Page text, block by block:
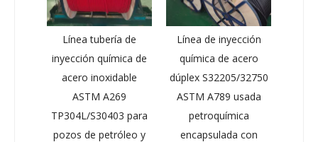
Línea tubería de
inyección química de
acero inoxidable
ASTM A269
TP304L/S30403 para
pozos de petróleo y
Línea de inyección
química de acero
dúplex S32205/32750
ASTM A789 usada
petroquímica
encapsulada con